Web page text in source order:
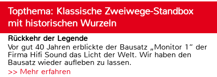
Topthema: Klassische Zweiwege-Standbox
mit historischen Wurzeln
Rückkehr der Legende
Vor gut 40 Jahren erblickte der Bausatz „Monitor 1“ der
Firma Hifi Sound das Licht der Welt. Wir haben den
Bausatz wieder aufleben zu lassen.
>> Mehr erfahren